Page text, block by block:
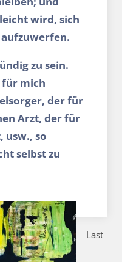
wird, sich
zu sein.
für mich
der für
Arzt, der für
usw., so
selbst zu
Last